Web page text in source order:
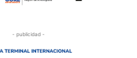
- publicidad -